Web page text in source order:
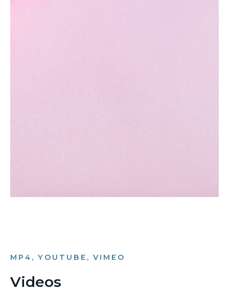
MP4, YOUTUBE, VIMEO
Videos